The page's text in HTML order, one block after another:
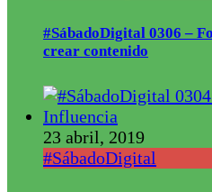
#SábadoDigital 0306 –
crear contenido
23 abril, 2019
#SábadoDigital